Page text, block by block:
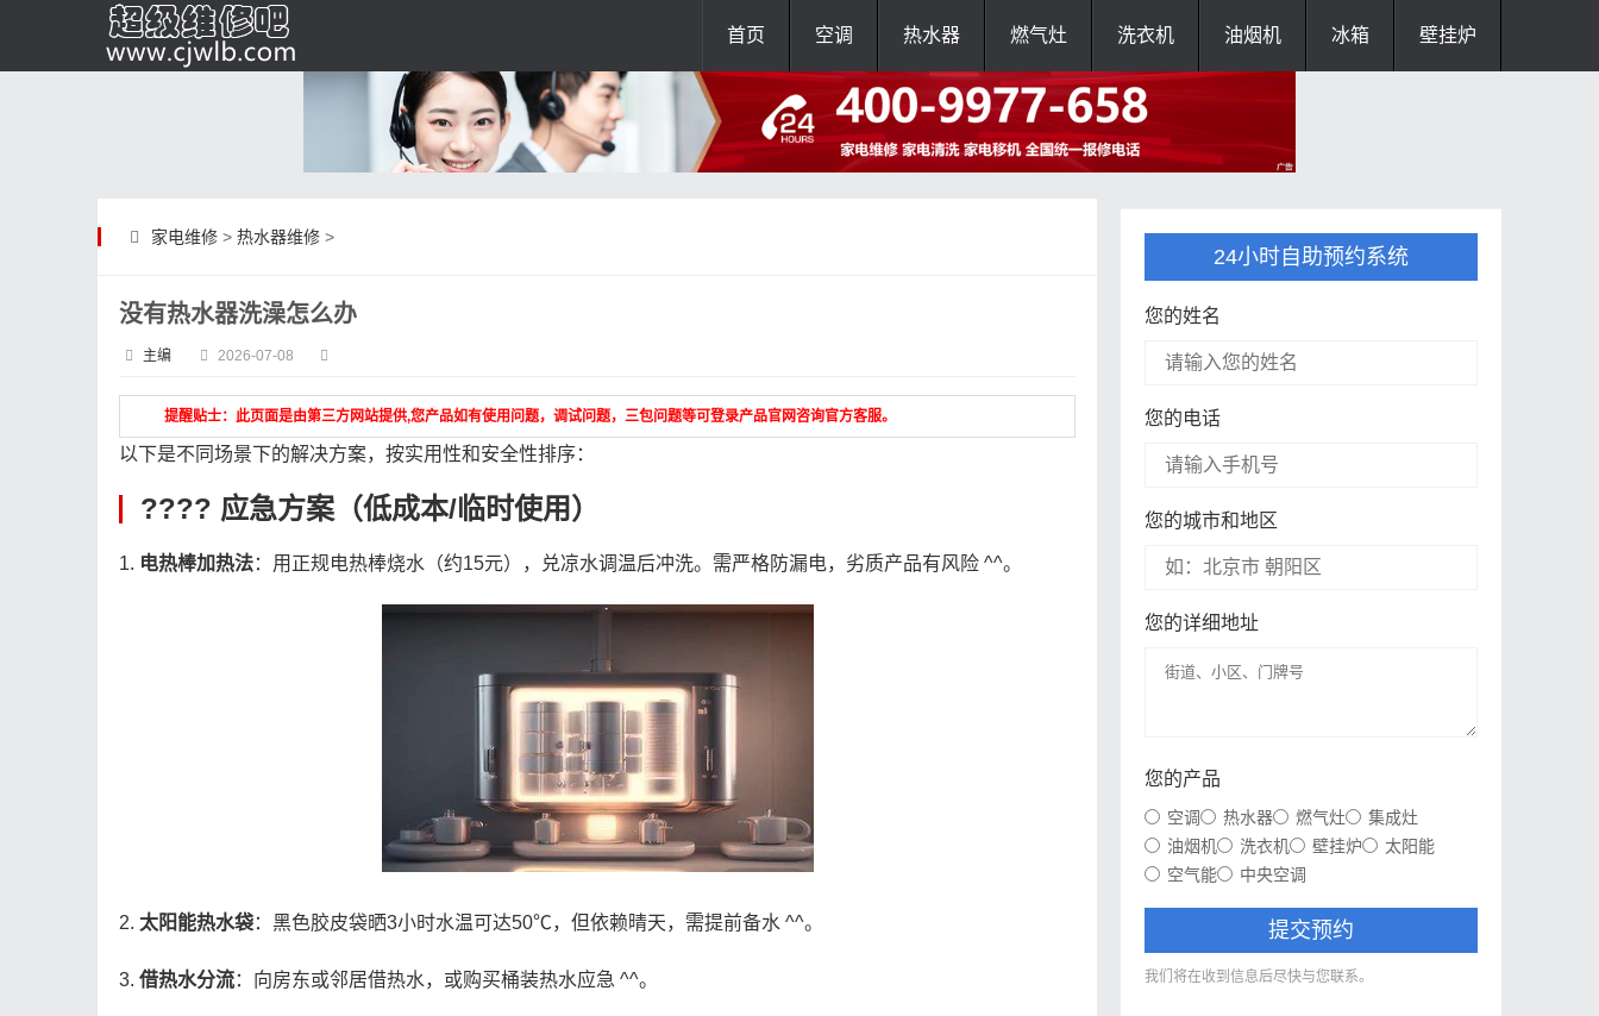
首页 空调 热水器 燃气灶 洗衣机 油烟机 冰箱 壁挂炉
家电维修> 热水器维修>
没有热水器洗澡怎么办
主编 2026-07-08
提醒贴士：此页面是由第三方网站提供,您产品如有使用问题，调试问题，三包问题等可登录产品官网咨询官方客服。
以下是不同场景下的解决方案，按实用性和安全性排序：
???? 应急方案（低成本/临时使用）
1. 电热棒加热法：用正规电热棒烧水（约15元），兑凉水调温后冲洗。需严格防漏电，劣质产品有风险 ^^。
2. 太阳能热水袋：黑色胶皮袋晒3小时水温可达50℃，但依赖晴天，需提前备水 ^^。
3. 借热水分流：向房东或邻居借热水，或购买桶装热水应急 ^^。
24小时自助预约系统
您的姓名
您的电话
您的城市和地区
您的详细地址
您的产品
空调 热水器 燃气灶
集成灶
油烟机
洗衣机 壁挂炉
太阳能
空气能
中央空调
提交预约
我们将在收到信息后尽快与您联系。